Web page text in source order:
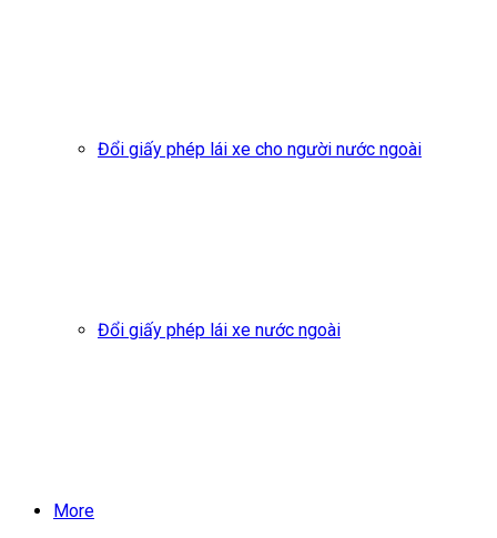
Đổi giấy phép lái xe cho người nước ngoài
Đổi giấy phép lái xe nước ngoài
More